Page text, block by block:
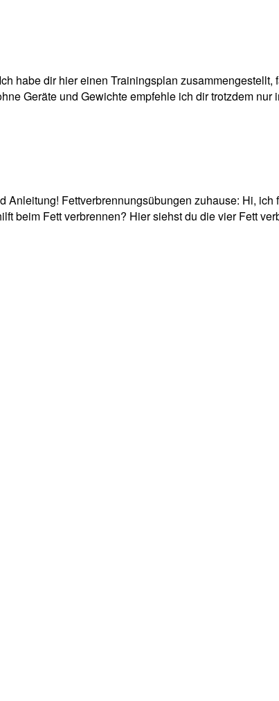
habe dir hier einen Trainingsplan
Geräte und Gewichte empfehle ich dir trotzdem
Fettverbrennungsübungen zuhause: Hi,
beim Fett verbrennen? Hier siehst du die vier Fett